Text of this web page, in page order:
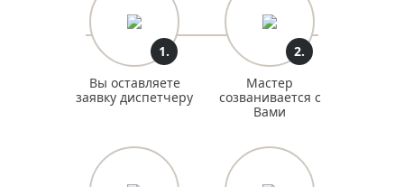
1.
Вы оставляете
заявку диспетчеру
2.
Мастер
созванивается с
Вами